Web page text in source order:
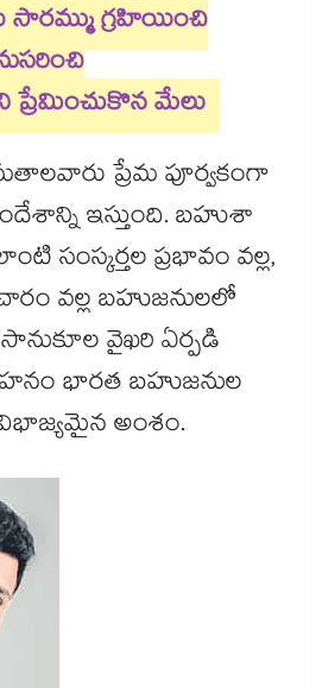
సారమ్ము గ్రహియించి
ప్రేమించుకొన మేలు
ప్రేమ పూర్వకంగా
ఇస్తుంది. బహుశా
సంస్కర్తల ప్రభావం వల్ల,
వల్ల బహుజనులలో
వైఖరి ఏర్పడి
భారత బహుజనుల
అంశం.